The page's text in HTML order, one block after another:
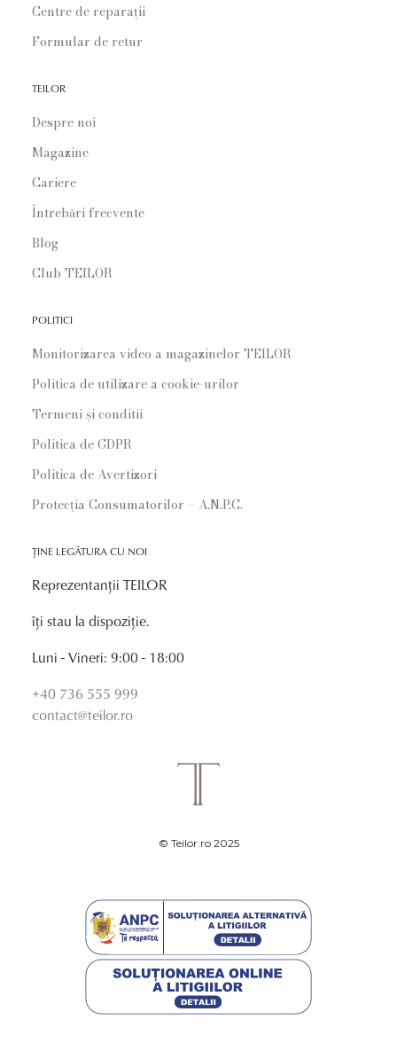
Centre de reparații
Formular de retur
TEILOR
Despre noi
Magazine
Cariere
Întrebări frecvente
Blog
Club TEILOR
POLITICI
Monitorizarea video a magazinelor TEILOR
Politica de utilizare a cookie-urilor
Termeni și conditii
Politica de GDPR
Politica de Avertizori
Protecția Consumatorilor – A.N.P.C.
ȚINE LEGĂTURA CU NOI
Reprezentanții TEILOR
îți stau la dispoziție.
Luni - Vineri: 9:00 - 18:00
+40 736 555 999
contact@teilor.ro
© Teilor.ro 2025